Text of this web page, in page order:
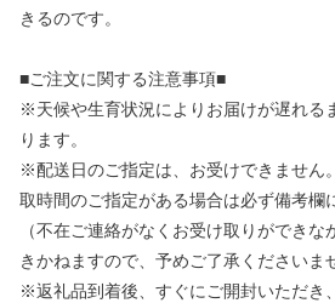
きるのです。
■ご注文に関する注意事項■
※天候や生育状況によりお届けが遅れる
ります。
※配送日のご指定は、お受けできません
取時間のご指定がある場合は必ず備考欄
（不在ご連絡がなくお受け取りができ
きかねますので、予めご了承くださいま
※返礼品到着後、すぐにご開封いただき